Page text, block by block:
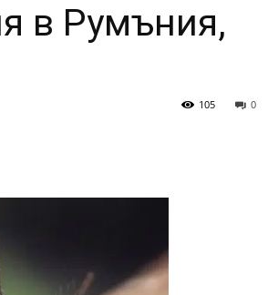
в Румъния,
0
105